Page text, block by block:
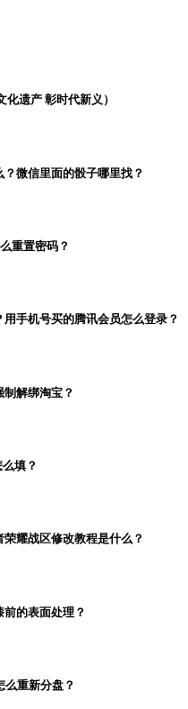
遗产 彰时代新义）
微信里面的骰子哪里找？
重置密码？
手机号买的腾讯会员怎么登录？
解绑淘宝？
填？
耀战区修改教程是什么？
的表面处理？
么重新分盘？